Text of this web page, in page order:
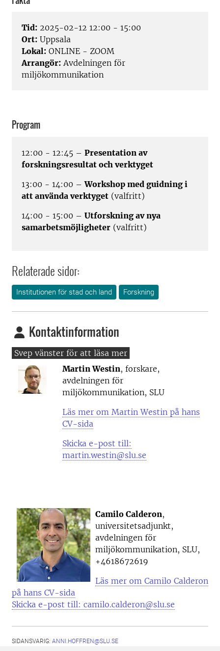
Tid: 2025-02-12 12:00 - 15:00
Ort: Uppsala
Lokal: ONLINE - ZOOM
Arrangör: Avdelningen för
miljökommunikation
Program
12:00 - 12:45 – Presentation av
forskningsresultat och verktyget
13:00 - 14:00 –Workshop med guidning i
att använda verktyget (valfritt)
14:00 - 15:00 – Utforskning av nya
samarbetsmöjligheter (valfritt)
Relaterade sidor:
Institutionen för stad och land Forskning
Kontaktinformation
Martin Westin, forskare,
avdelningen för
miljökommunikation, SLU
Läs mer om Martin Westin på hans
CV-sida
Skicka e-post till:
martin.westin@slu.se
Camilo Calderon,
universitetsadjunkt,
avdelningen för
miljökommunikation, SLU,
+4618672619
Läs mer om Camilo Calderon
på hans CV-sida
Skicka e-post till: camilo.calderon@slu.se
SIDANSVARIG: ANNI.HOFFREN@SLU.SE